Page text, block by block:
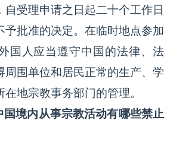
自受理申请之日起二十个工作日
予批准的决定。在临时地点参加
国人应当遵守中国的法律、法
周围单位和居民正常的生产、学
地宗教事务部门的管理。
境内从事宗教活动有哪些禁止